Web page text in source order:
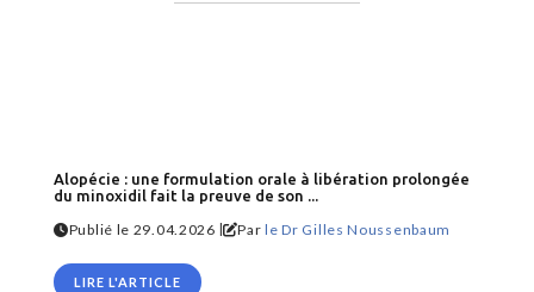
Alopécie : une formulation orale à libération prolongée
du minoxidil fait la preuve de son ...
Publié le 29.04.2026 | Parle Dr Gilles Noussenbaum
LIRE L'ARTICLE